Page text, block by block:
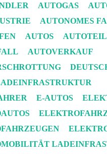
AUTOGAS
AUTONOMES
AUTOS
AUTOVERKAUF
E-AUTOS